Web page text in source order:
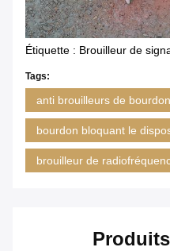
Étiquette : Brouilleur de
Tags:
anti brouilleurs de bourdon
bourdon bloquant le
brouilleur de